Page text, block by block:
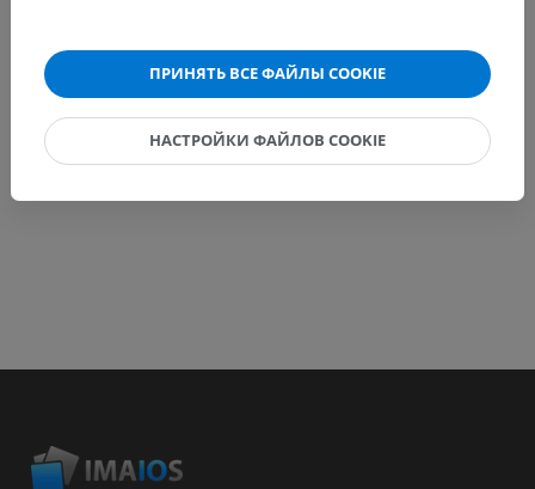
СКАЧАТЬ ПРИЛОЖЕНИЕ
ПРИНЯТЬ ВСЕ ФАЙЛЫ COOKIE
НАСТРОЙКИ ФАЙЛОВ COOKIE